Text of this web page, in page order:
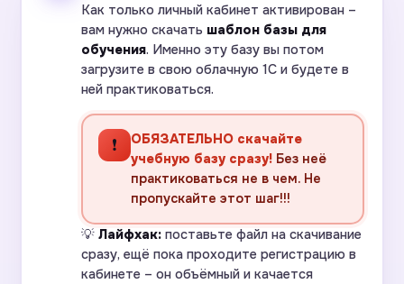
Как только личный кабинет активирован –
вам нужно скачать шаблон базы для
обучения. Именно эту базу вы потом
загрузите в свою облачную 1С и будете в
ней практиковаться.
❗
ОБЯЗАТЕЛЬНО скачайте
учебную базу сразу! Без неё
практиковаться не в чем. Не
пропускайте этот шаг!!!
💡 Лайфхак:поставьте файл на скачивание
сразу, ещё пока проходите регистрацию в
кабинете – он объёмный и качается